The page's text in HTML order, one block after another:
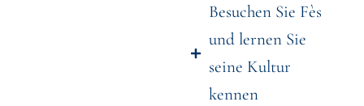
Besuchen Sie Fès
und lernen Sie
seine Kultur
kennen